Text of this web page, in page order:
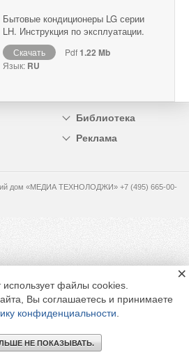
Бытовые кондиционеры LG серии
LH. Инструкция по эксплуатации.
Скачать Pdf1.22 Mb
Язык: RU
Библиотека
Реклама
дом «МЕДИА ТЕХНОЛОДЖИ» +7 (495) 665-00-
использует файлы cookies.
Вы соглашаетесь и принимаете
конфиденциальности
НЕ ПОКАЗЫВАТЬ.
×